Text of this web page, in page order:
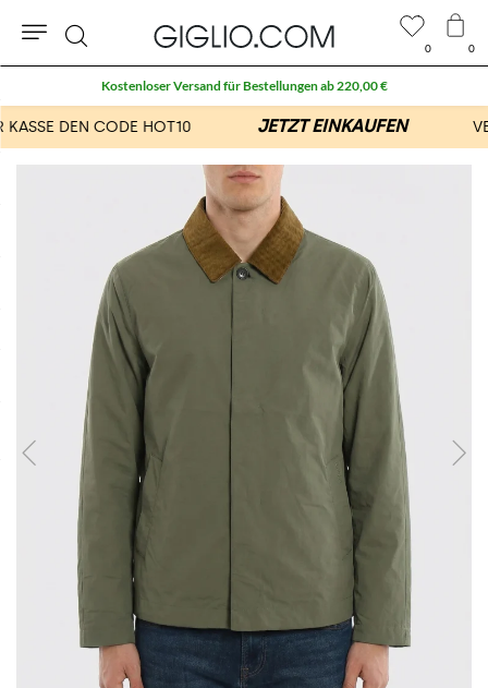
0 0
Suche
Kostenloser Versand für Bestellungen ab 220,00 €